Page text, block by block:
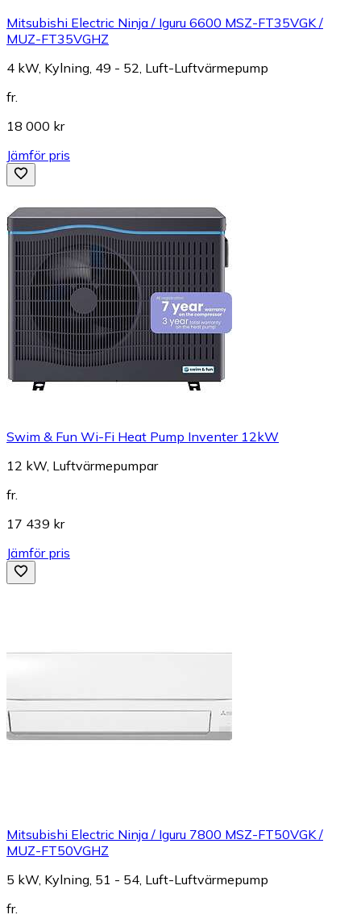
Mitsubishi Electric Ninja / Iguru 6600 MSZ-FT35VGK /
MUZ-FT35VGHZ
4 kW, Kylning, 49 - 52, Luft-Luftvärmepump
fr.
18 000 kr
Jämför pris
Swim & Fun Wi-Fi Heat Pump Inventer 12kW
12 kW, Luftvärmepumpar
fr.
17 439 kr
Jämför pris
Mitsubishi Electric Ninja / Iguru 7800 MSZ-FT50VGK /
MUZ-FT50VGHZ
5 kW, Kylning, 51 - 54, Luft-Luftvärmepump
fr.